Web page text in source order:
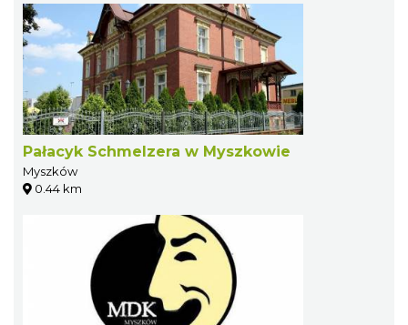
Pałacyk Schmelzera w Myszkowie
Myszków
0.44 km